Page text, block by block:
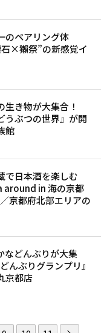
のペアリング体
×獺祭”の新感覚イ
生き物が大集合！
うぶつの世界』が開
館
で日本酒を楽しむ
around in 海の京都
京都府北部エリアの
などんぶりが大集
んぶりグランプリ』
京都店